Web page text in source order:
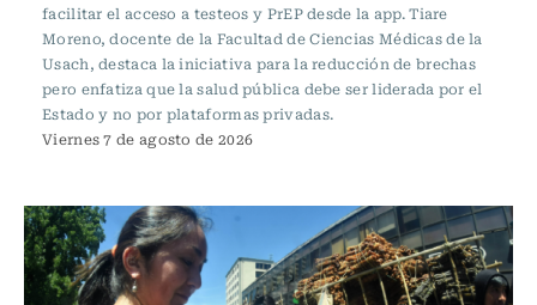
facilitar el acceso a testeos y PrEP desde la app. Tiare
Moreno, docente de la Facultad de Ciencias Médicas de la
Usach, destaca la iniciativa para la reducción de brechas
pero enfatiza que la salud pública debe ser liderada por el
Estado y no por plataformas privadas.
Viernes 7 de agosto de 2026